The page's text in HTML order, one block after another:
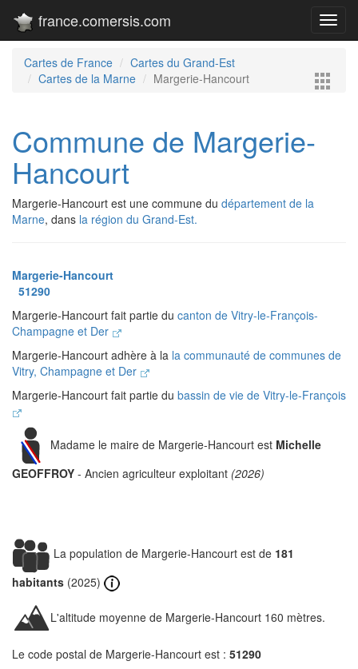
france.comersis.com
Cartes de France
Cartes du Grand-Est
Cartes de la Marne
Margerie-Hancourt
Commune de Margerie-
Hancourt
Margerie-Hancourt est une commune du département de la
Marne, dans la région du Grand-Est.
Margerie-Hancourt
51290
Margerie-Hancourt fait partie du canton de Vitry-le-François-
Champagne et Der
Margerie-Hancourt adhère à la la communauté de communes de
Vitry, Champagne et Der
Margerie-Hancourt fait partie du bassin de vie de Vitry-le-François
Madame le maire de Margerie-Hancourt est Michelle
GEOFFROY - Ancien agriculteur exploitant (2026)
La population de Margerie-Hancourt est de 181
habitants (2025)
L'altitude moyenne de Margerie-Hancourt 160 mètres.
Le code postal de Margerie-Hancourt est : 51290